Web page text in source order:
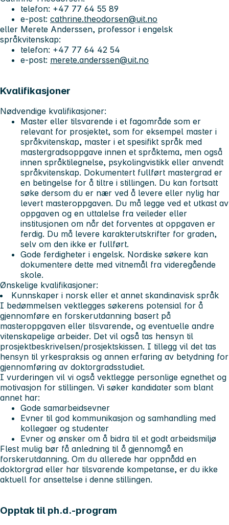
telefon: +47 77 64 55 89
e-post: cathrine.theodorsen@uit.no
eller Merete Anderssen, professor i engelsk
språkvitenskap:
telefon: +47 77 64 42 54
e-post: merete.anderssen@uit.no
Kvalifikasjoner
Nødvendige kvalifikasjoner:
Master eller tilsvarende i et fagområde som er
relevant for prosjektet, som for eksempel master i
språkvitenskap, master i et spesifikt språk med
mastergradsoppgave innen et språktema, men også
innen språktilegnelse, psykolingvistikk eller anvendt
språkvitenskap. Dokumentert fullført mastergrad er
en betingelse for å tiltre i stillingen. Du kan fortsatt
søke dersom du er nær ved å levere eller nylig har
levert masteroppgaven. Du må legge ved et utkast av
oppgaven og en uttalelse fra veileder eller
institusjonen om når det forventes at oppgaven er
ferdig. Du må levere karakterutskrifter for graden,
selv om den ikke er fullført.
Gode ferdigheter i engelsk. Nordiske søkere kan
dokumentere dette med vitnemål fra videregående
skole.
Ønskelige kvalifikasjoner:
Kunnskaper i norsk eller et annet skandinavisk språk
I bedømmelsen vektlegges søkerens potensial for å
gjennomføre en forskerutdanning basert på
masteroppgaven eller tilsvarende, og eventuelle andre
vitenskapelige arbeider. Det vil også tas hensyn til
prosjektbeskrivelsen/prosjektskissen. I tillegg vil det tas
hensyn til yrkespraksis og annen erfaring av betydning for
gjennomføring av doktorgradsstudiet.
I vurderingen vil vi også vektlegge personlige egnethet og
motivasjon for stillingen. Vi søker kandidater som blant
annet har:
Gode samarbeidsevner
Evner til god kommunikasjon og samhandling med
kollegaer og studenter
Evner og ønsker om å bidra til et godt arbeidsmiljø
Flest mulig bør få anledning til å gjennomgå en
forskerutdanning. Om du allerede har oppnådd en
doktorgrad eller har tilsvarende kompetanse, er du ikke
aktuell for ansettelse i denne stillingen.
Opptak til ph.d.-program